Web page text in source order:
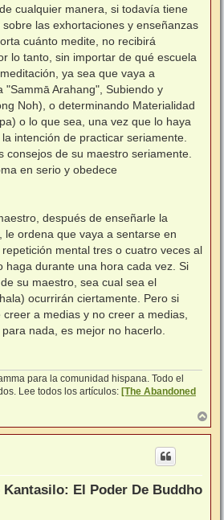
cualquier manera, si todavía tiene
las exhortaciones y enseñanzas
cuánto medite, no recibirá
lo tanto, sin importar de qué escuela
ya sea que vaya a
"Sammā Arahang", Subiendo y
Noh), o determinando Materialidad
o lo que sea, una vez que lo haya
intención de practicar seriamente.
consejos de su maestro seriamente.
en serio y obedece
después de enseñarle la
le ordena que vaya a sentarse en
mental tres o cuatro veces al
haga durante una hora cada vez. Si
su maestro, sea cual sea el
ocurrirán ciertamente. Pero si
a medias y no creer a medias,
nada, es mejor no hacerlo.
para la comunidad hispana. Todo el
Lee todos los artículos: [The Abandoned
r
r
Kantasilo: El Poder De Buddho